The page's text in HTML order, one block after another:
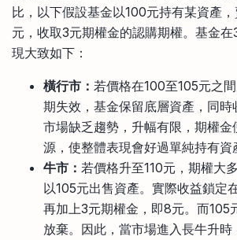
比，以下假設基金以100元持有某資產
元，收取3元期權金的認購期權。基金
現大致如下：
橫行市： 若價格在100至105元之
期失效，基金保留底層資產，同時
市場缺乏趨勢，升幅有限，期權金
源，使整體表現會好過單純持有資
牛市： 若價格升至110元，期權大
以105元出售資產。實際收益鎖定
再加上3元期權金，即8元。而105
放棄。因此，當市場進入長牛升